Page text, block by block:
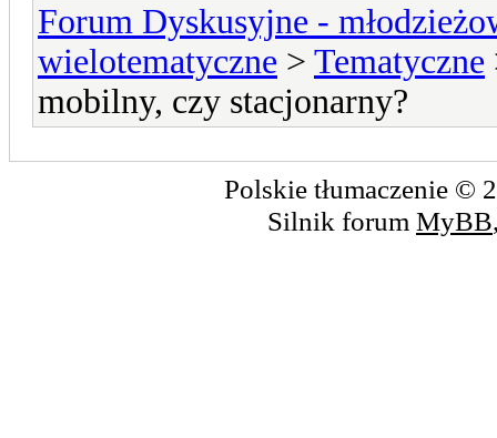
Forum Dyskusyjne -
wielotematyczne > Tematyczne
mobilny, czy stacjonarny?
Polskie tłumaczenie ©
Silnik forum MyBB